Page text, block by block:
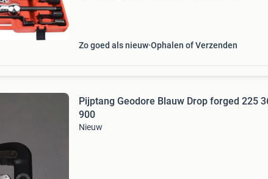
Zo goed als nieuw Ophalen of Verzenden
Pijptang Geodore Blauw Drop forged 225 36
900
Nieuw